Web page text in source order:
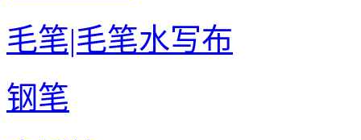
毛笔|毛笔水写布
钢笔